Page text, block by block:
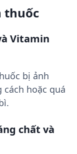
thuốc
Vitamin
bị ảnh
hoặc quá
chất và